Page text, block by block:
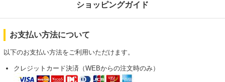
ショッピングガイド
お支払い方法について
以下のお支払い方法をご利用いただけます。
クレジットカード決済（WEBからの注文時のみ）